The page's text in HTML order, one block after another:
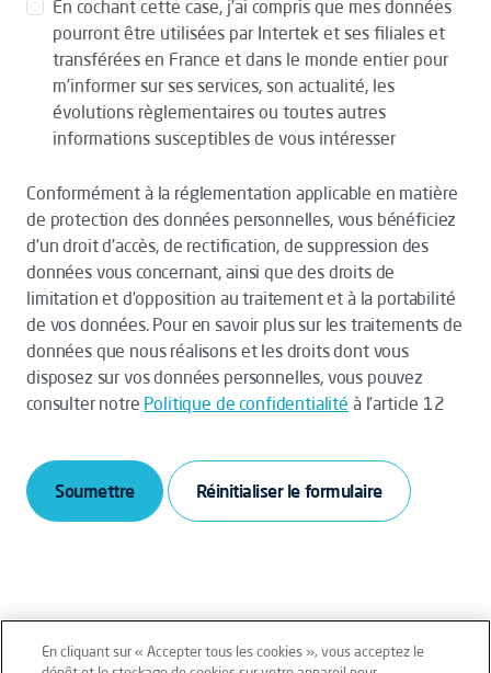
En cochant cette case, j’ai compris que mes données
pourront être utilisées par Intertek et ses filiales et
transférées en France et dans le monde entier pour
m’informer sur ses services, son actualité, les
évolutions règlementaires ou toutes autres
informations susceptibles de vous intéresser
Conformément à la réglementation applicable en matière
de protection des données personnelles, vous bénéficiez
d’un droit d’accès, de rectification, de suppression des
données vous concernant, ainsi que des droits de
limitation et d’opposition au traitement et à la portabilité
de vos données. Pour en savoir plus sur les traitements de
données que nous réalisons et les droits dont vous
disposez sur vos données personnelles, vous pouvez
consulter notre Politique de confidentialité à l’article 12
Soumettre
En cliquant sur « Accepter tous les cookies », vous acceptez le